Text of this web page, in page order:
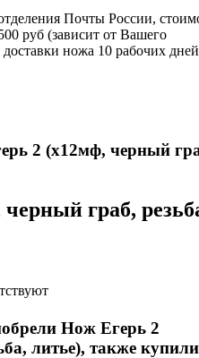
Почты России,
руб (зависит от Вашего
ножа 10 рабочих
2 (х12мф, черный
граб,
Нож Егерь 2
литье), также купили